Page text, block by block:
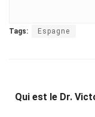
Tags: Espagne
Qui est le Dr.